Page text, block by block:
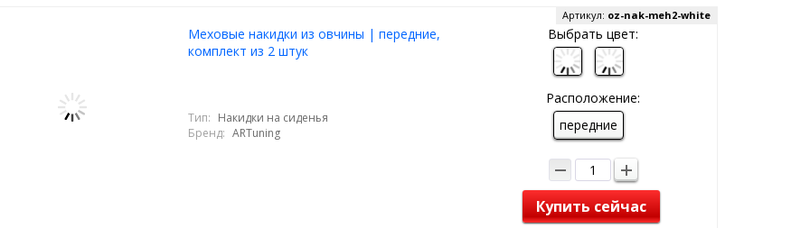
Меховые накидки из овчины | передние,
комплект из 2 штук
Артикул: oz-nak-meh2-white
Тип: Накидки на сиденья
Бренд: ARTuning
Выбрать цвет:
Расположение:
передние
Купить сейчас